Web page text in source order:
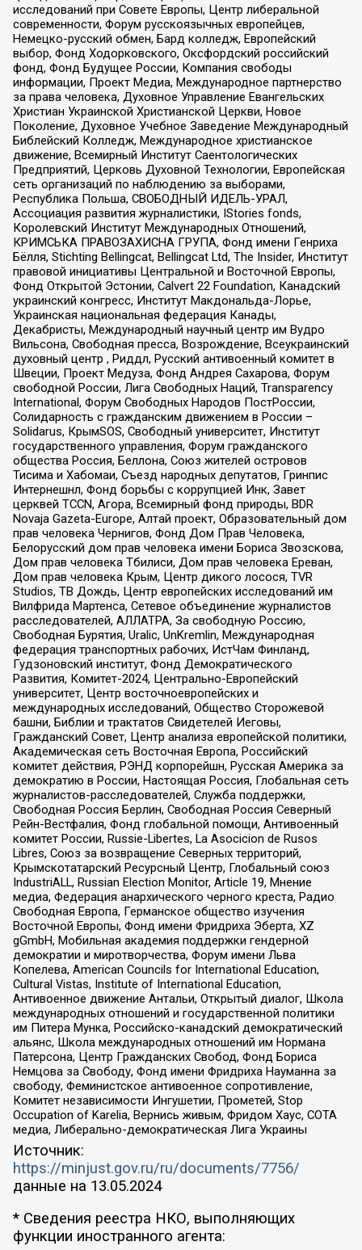
исследований при Совете Европы, Центр либеральной
современности, Форум русскоязычных европейцев,
Немецко-русский обмен, Бард колледж, Европейский
выбор, Фонд Ходорковского, Оксфордский российский
фонд, Фонд Будущее России, Компания свободы
информации, Проект Медиа, Международное партнерство
за права человека, Духовное Управление Евангельских
Христиан Украинской Христианской Церкви, Новое
Поколение, Духовное Учебное Заведение Международный
Библейский Колледж, Международное христианское
движение, Всемирный Институт Саентологических
Предприятий, Церковь Духовной Технологии, Европейская
сеть организаций по наблюдению за выборами,
Республика Польша, СВОБОДНЫЙ ИДЕЛЬ-УРАЛ,
Ассоциация развития журналистики, IStories fonds,
Королевский Институт Международных Отношений,
КРИМСЬКА ПРАВОЗАХИСНА ГРУПА, Фонд имени Генриха
Бёлля, Stichting Bellingcat, Bellingcat Ltd, The Insider, Институт
правовой инициативы Центральной и Восточной Европы,
Фонд Открытой Эстонии, Calvert 22 Foundation, Канадский
украинский конгресс, Институт Макдональда-Лорье,
Украинская национальная федерация Канады,
Декабристы, Международный научный центр им Вудро
Вильсона, Свободная пресса, Возрождение, Всеукраинский
духовный центр , Риддл, Русский антивоенный комитет в
Швеции, Проект Медуза, Фонд Андрея Сахарова, Форум
свободной России, Лига Свободных Наций, Transparеncy
International, Форум Свободных Народов ПостРоссии,
Солидарность с гражданским движением в России –
Solidarus, КрымSOS, Свободный университет, Институт
государственного управления, Форум гражданского
общества Россия, Беллона, Союз жителей островов
Тисима и Хабомаи, Съезд народных депутатов, Гринпис
Интернешнл, Фонд борьбы с коррупцией Инк, Завет
церквей TCCN, Агора, Всемирный фонд природы, BDR
Novaja Gazeta-Europe, Алтай проект, Образовательный дом
прав человека Чернигов, Фонд Дом Прав Человека,
Белорусский дом прав человека имени Бориса Звозскова,
Дом прав человека Тбилиси, Дом прав человека Ереван,
Дом прав человека Крым, Центр дикого лосося, TVR
Studios, ТВ Дождь, Центр европейских исследований им
Вилфрида Мартенса, Сетевое объединение журналистов
расследователей, АЛЛАТРА, За свободную Россию,
Свободная Бурятия, Uralic, UnKremlin, Международная
федерация транспортных рабочих, ИстЧам Финланд,
Гудзоновский институт, Фонд Демократического
Развития, Комитет-2024, Центрально-Европейский
университет, Центр восточноевропейских и
международных исследований, Общество Сторожевой
башни, Библии и трактатов Свидетелей Иеговы,
Гражданский Совет, Центр анализа европейской политики,
Академическая сеть Восточная Европа, Российский
комитет действия, РЭНД корпорейшн, Русская Америка за
демократию в России, Настоящая Россия, Глобальная сеть
журналистов-расследователей, Служба поддержки,
Свободная Россия Берлин, Свободная Россия Северный
Рейн-Вестфалия, Фонд глобальной помощи, Антивоенный
комитет России, Russie-Libertes, La Asocicion de Rusos
Libres, Союз за возвращение Северных территорий,
Крымскотатарский Ресурсный Центр, Глобальный союз
IndustriALL, Russian Election Monitor, Article 19, Мнение
медиа, Федерация анархического черного креста, Радио
Свободная Европа, Германское общество изучения
Восточной Европы, Фонд имени Фридриха Эберта, XZ
gGmbH, Мобильная академия поддержки гендерной
демократии и миротворчества, Форум имени Льва
Копелева, American Councils for International Education,
Cultural Vistas, Institute of International Education,
Антивоенное движение Антальи, Открытый диалог, Школа
международных отношений и государственной политики
им Питера Мунка, Российско-канадский демократический
альянс, Школа международных отношений им Нормана
Патерсона, Центр Гражданских Свобод, Фонд Бориса
Немцова за Свободу, Фонд имени Фридриха Науманна за
свободу, Феминистское антивоенное сопротивление,
Комитет независимости Ингушетии, Прометей, Stop
Occupation of Karelia, Вернись живым, Фридом Хаус, СОТА
медиа, Либерально-демократическая Лига Украины
Источник:
https://minjust.gov.ru/ru/documents/7756/
данные на 13.05.2024
* Сведения реестра НКО, выполняющих
функции иностранного агента: